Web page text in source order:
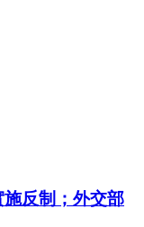
反制；外交部